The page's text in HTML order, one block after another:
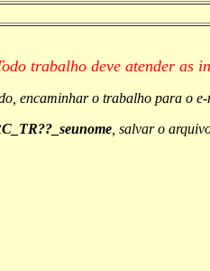
trabalho deve atender as
encaminhar o trabalho para o
, salvar o